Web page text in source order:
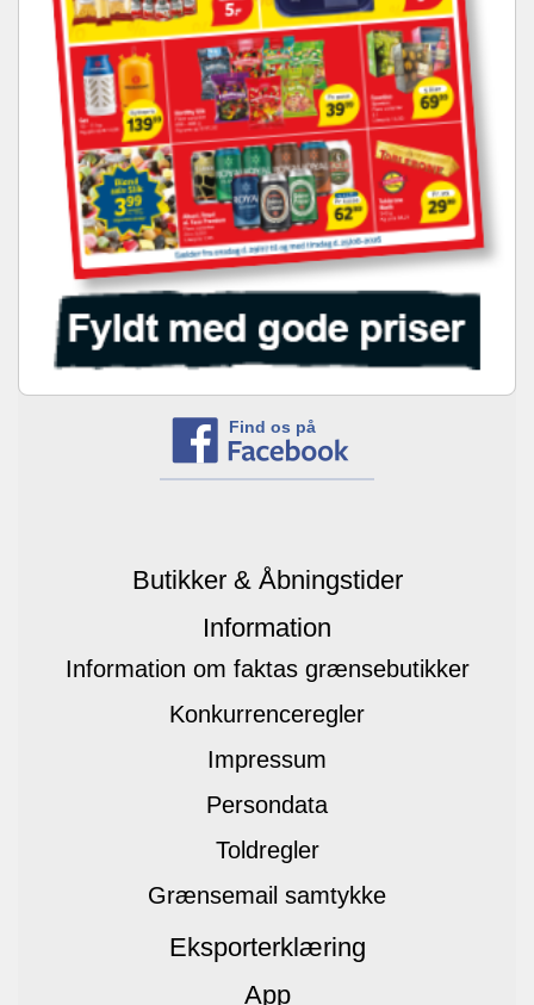
Find os på
Butikker & Åbningstider
Information
Information om faktas grænsebutikker
Konkurrenceregler
Impressum
Persondata
Toldregler
Grænsemail samtykke
Eksporterklæring
App